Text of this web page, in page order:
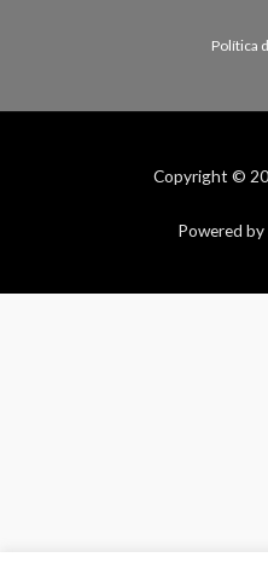
Política
Copyright ©
Powered